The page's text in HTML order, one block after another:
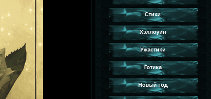
Стихи
Хэллоуин
Ужастики
Готика
Новый год